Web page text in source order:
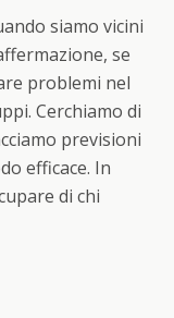
siamo vicini
se
problemi nel
Cerchiamo di
previsioni
efficace. In
di chi